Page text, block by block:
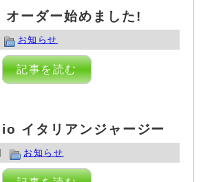
ーダー始めました!
お知らせ
記事を読む
イタリアンジャージー
お知らせ